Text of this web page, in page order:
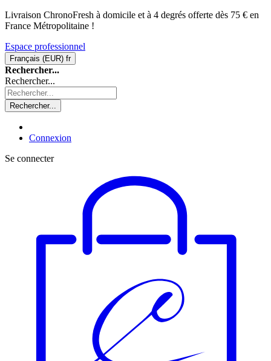
Livraison ChronoFresh à domicile et à 4 degrés offerte dès 75 € en
France Métropolitaine !
Espace professionnel
Français (EUR) fr
Rechercher...
Rechercher...
Rechercher...
Connexion
Se connecter